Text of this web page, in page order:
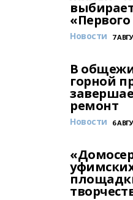
«Первого
Новости 7
В
горной
ремонт
Новости 6